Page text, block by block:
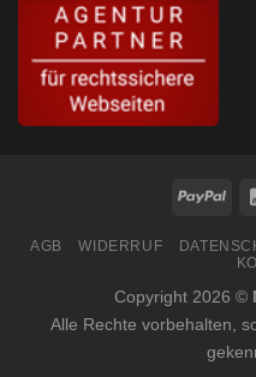
AGB WIDERRUF
Copyright 2026 ©
Alle Rechte vorbehalten,